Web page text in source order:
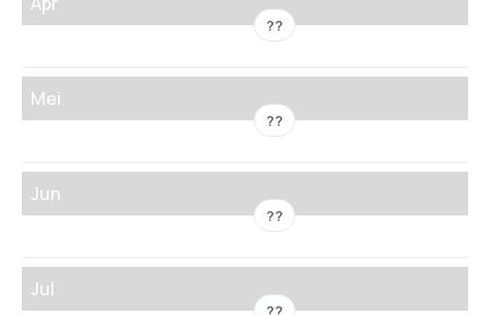
??
Mei
??
Jun
??
Jul
??